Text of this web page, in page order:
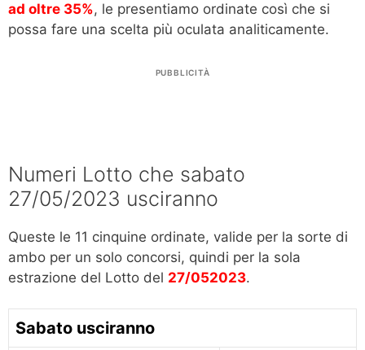
ad oltre 35%, le presentiamo ordinate così che si
possa fare una scelta più oculata analiticamente.
PUBBLICITÀ
Numeri Lotto che sabato
27/05/2023 usciranno
Queste le 11 cinquine ordinate, valide per la sorte di
ambo per un solo concorsi, quindi per la sola
estrazione del Lotto del 27/052023.
Sabato usciranno